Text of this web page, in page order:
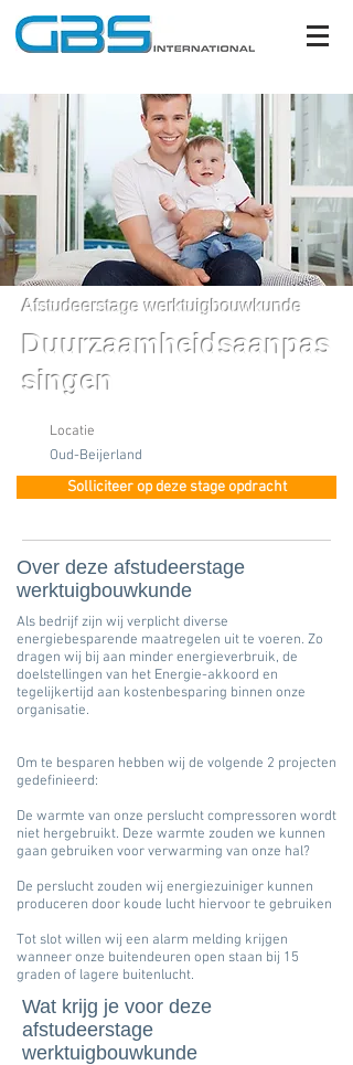
Afstudeerstage werktuigbouwkunde
Duurzaamheidsaanpas
singen
Locatie
Oud-Beijerland
Solliciteer op deze stage opdracht
Over deze afstudeerstage
werktuigbouwkunde
Als bedrijf zijn wij verplicht diverse
energiebesparende maatregelen uit te voeren. Zo
dragen wij bij aan minder energieverbruik, de
doelstellingen van het Energie-akkoord en
tegelijkertijd aan kostenbesparing binnen onze
organisatie.
Om te besparen hebben wij de volgende 2 projecten
gedefinieerd:
De warmte van onze perslucht compressoren wordt
niet hergebruikt. Deze warmte zouden we kunnen
gaan gebruiken voor verwarming van onze hal?
De perslucht zouden wij energiezuiniger kunnen
produceren door koude lucht hiervoor te gebruiken
Tot slot willen wij een alarm melding krijgen
wanneer onze buitendeuren open staan bij 15
graden of lagere buitenlucht.
Wat krijg je voor deze
afstudeerstage
werktuigbouwkunde